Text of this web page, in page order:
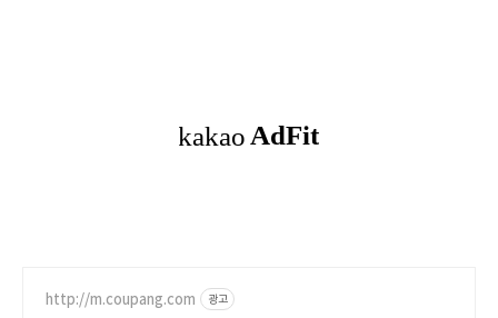
http://m.coupang.com 광고